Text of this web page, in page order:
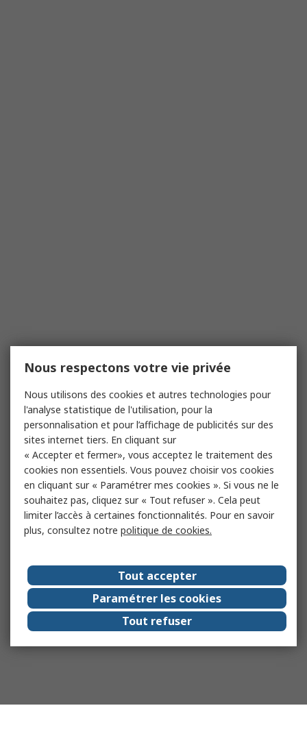
Nous respectons votre vie privée
Nous utilisons des cookies et autres technologies pour
l'analyse statistique de l'utilisation, pour la
personnalisation et pour l’affichage de publicités sur des
sites internet tiers. En cliquant sur
« Accepter et fermer», vous acceptez le traitement des
cookies non essentiels. Vous pouvez choisir vos cookies
en cliquant sur « Paramétrer mes cookies ». Si vous ne le
souhaitez pas, cliquez sur « Tout refuser ». Cela peut
limiter l’accès à certaines fonctionnalités. Pour en savoir
plus, consultez notre politique de cookies.
Tout accepter
Paramétrer les cookies
Tout refuser